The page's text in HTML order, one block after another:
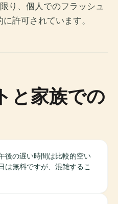
り、個人でのフラッシュ
許可されています。
と家族での
後の遅い時間は比較的空い
は無料ですが、混雑するこ